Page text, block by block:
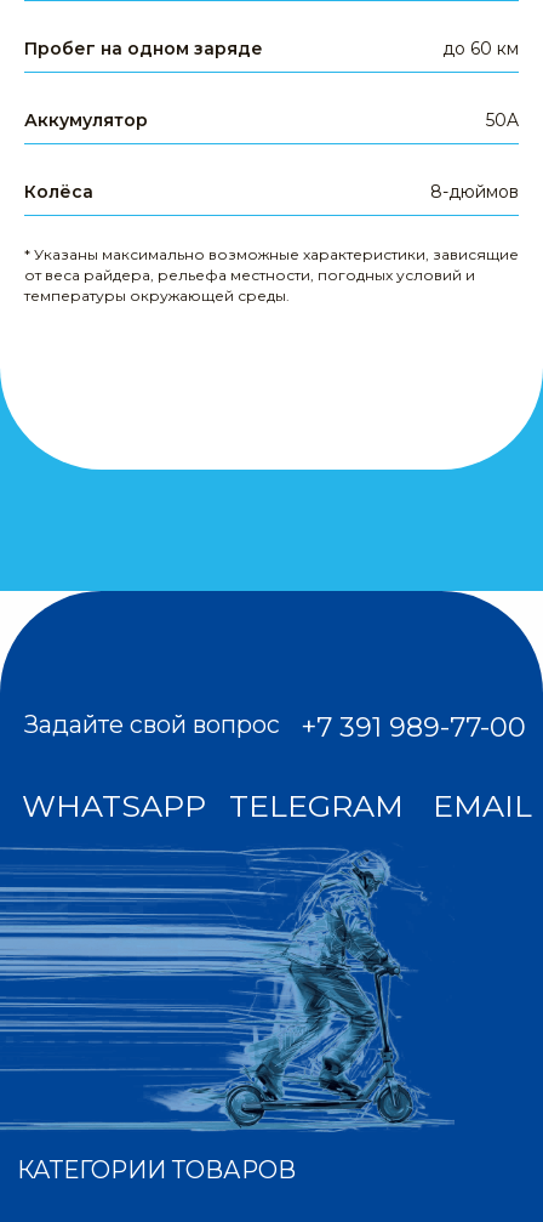
Пробег на одном заряде до 60 км
Аккумулятор 50A
Колёса 8-дюймов
* Указаны максимально возможные характеристики, зависящие
от веса райдера, рельефа местности, погодных условий и
температуры окружающей среды.
гарантия
сервис
КАТЕГОРИИ ТОВАРОВ
гироскутеры
электровелосипеды
другое
Все цены на сайте не являются публичной
офертой. Мы используем куки для
наилучшего представления нашего сайта.
Если Вы продолжите использовать сайт, мы
будем считать, что Вас это устраивает. Мы
получаем и обрабатываем персональные
данные посетителей нашего сайта в
соответствии с официальной политикой и
пользовательским соглашением. Если вы не
даете согласие на обработку своих
персональных данных, Вам необходимо
кредит от Сбер Банка
вк